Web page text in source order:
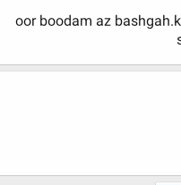
oor boodam az